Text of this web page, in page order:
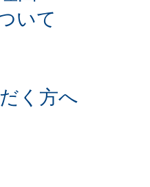
いて
く方へ